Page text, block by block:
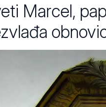
Marcel,